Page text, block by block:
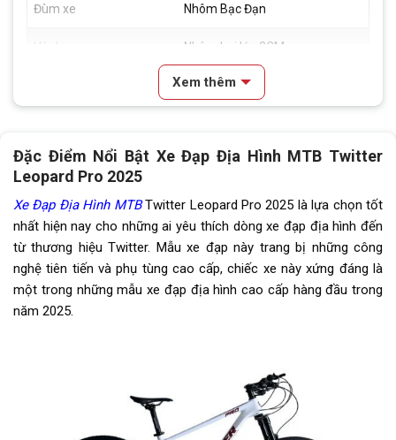
Đùm xe Nhôm Bạc Đạn
Nhôm hai lớp 2CM
MAXXIS 27.5
Tăng tốc trước (Gạt
đĩa)
Retrospec
Tăng tốc sau (Gạt líp) L-TWOO A7
Đùi đĩa Rỗng nhôm bạc đạn Prowheel
Dĩa 3 Tầng
15 - 17 inch
Xem thêm
Đặc Điểm Nổi Bật Xe Đạp Địa Hình MTB Twitter
Leopard Pro 2025
Xe Đạp Địa Hình MTBTwitter Leopard Pro 2025 là lựa chọn tốt
nhất hiện nay cho những ai yêu thích dòng xe đạp địa hình đến
từ thương hiệu Twitter. Mẫu xe đạp này trang bị những công
nghệ tiên tiến và phụ tùng cao cấp, chiếc xe này xứng đáng là
một trong những mẫu xe đạp địa hình cao cấp hàng đầu trong
năm 2025.